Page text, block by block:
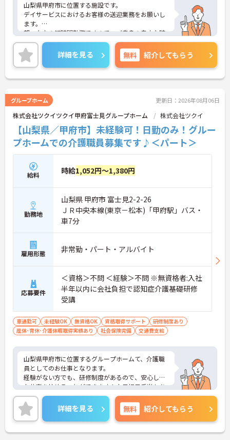
山梨県甲府市に位置する施設です。
デイサービスにおけるお客様の送迎業務をお願いし
ます。
朝・夕方の短時間勤務ですので、ご自身の自由な時
間を確保しながら働くことができます。
ご興味ある方には、面接対策ポイントなど、さらに
詳細をお話しいたしますのでお気軽にご相談くださ
い！
詳細を見る 無料 紹介してもらう
グループホーム 更新日：2026年08月06日
株式会社ツクイツクイ甲府富士見グループホーム 株式会社ツクイ
【山梨県／甲府市】未経験可！日勤のみ！グルー
プホームでの介護職員募集です♪＜パート＞
給料 時給1,052円～1,380円
勤務地
山梨県 甲府市 富士見2-2-26
ＪＲ中央本線(東京－松本)「甲府駅」バス・
車7分
雇用形態 非常勤・パート・アルバイト
応募要件
＜資格＞不問 ＜経験＞不問 ※無資格者:入社
半年以内に会社負担で認知症介護基礎研修
受講
車通勤可 未経験OK 無資格OK 資格取得サポート
研修制度あり
産休･育休･介護休暇取得実績あり
社会保険完備 交通費支給
山梨県甲府市に位置するグループホームて、介護職
員としてのお仕事となります。
経験がない方でも、研修制度があるので、安心して
お仕事を始めることができます！土日祝日手当もあ
り、頑張った分お給料もUPできます◎
ご興味ある方は面接ポイントをお伝えしますので、
お気軽にお問い合わせください♪
詳細を見る 無料 紹介してもらう